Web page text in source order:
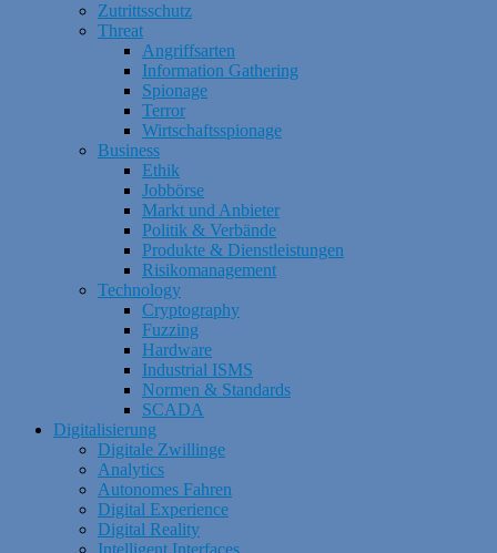
Zutrittsschutz
Threat
Angriffsarten
Information Gathering
Spionage
Terror
Wirtschaftsspionage
Business
Ethik
Jobbörse
Markt und Anbieter
Politik & Verbände
Produkte & Dienstleistungen
Risikomanagement
Technology
Cryptography
Fuzzing
Hardware
Industrial ISMS
Normen & Standards
SCADA
Digitalisierung
Digitale Zwillinge
Analytics
Autonomes Fahren
Digital Experience
Digital Reality
Intelligent Interfaces